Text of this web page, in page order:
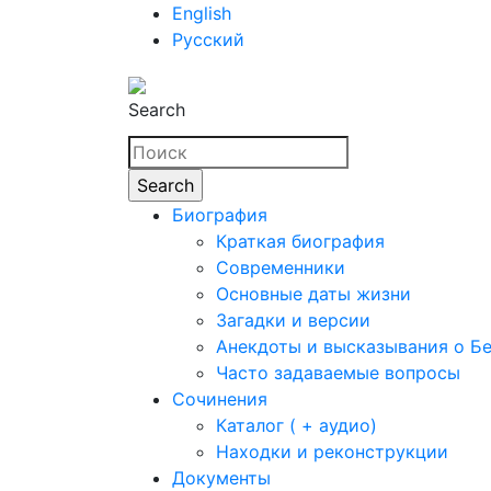
English
Русский
Search
Биография
Краткая биография
Современники
Основные даты жизни
Загадки и версии
Анекдоты и высказывания о
Часто задаваемые вопросы
Сочинения
Каталог ( + аудио)
Находки и реконструкции
Документы